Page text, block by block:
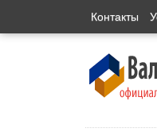
Контакты